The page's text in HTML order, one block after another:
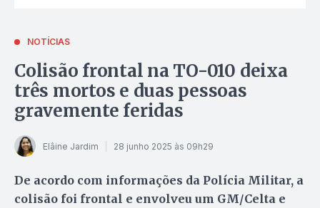
NOTÍCIAS
Colisão frontal na TO-010 deixa
três mortos e duas pessoas
gravemente feridas
Elâine Jardim 28 junho 2025 às 09h29
De acordo com informações da Polícia Militar, a
colisão foi frontal e envolveu um GM/Celta e